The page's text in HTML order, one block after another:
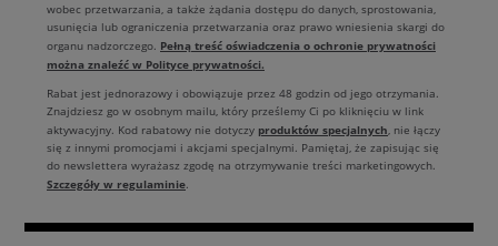
wobec przetwarzania, a także żądania dostępu do danych, sprostowania,
usunięcia lub ograniczenia przetwarzania oraz prawo wniesienia skargi do
organu nadzorczego. Pełną treść oświadczenia o ochronie prywatności
można znaleźć w Polityce prywatności.
Rabat jest jednorazowy i obowiązuje przez 48 godzin od jego otrzymania.
Znajdziesz go w osobnym mailu, który prześlemy Ci po kliknięciu w link
aktywacyjny. Kod rabatowy nie dotyczy produktów specjalnych, nie łączy
się z innymi promocjami i akcjami specjalnymi. Pamiętaj, że zapisując się
do newslettera wyrażasz zgodę na otrzymywanie treści marketingowych.
Szczegóły w regulaminie.